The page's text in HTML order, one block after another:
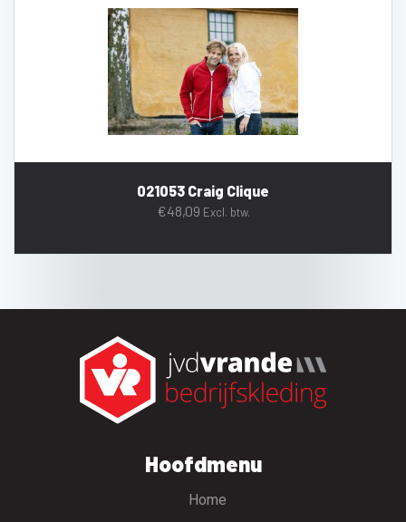
021053 Craig Clique
€48,09 Excl. btw.
Hoofdmenu
Home